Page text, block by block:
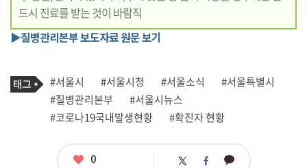
드시 진료를 받는 것이 바람직
▶질병관리본부 보도자료 원문 보기
기
사
관
련
태
태
그
#서울시 #서울시청 #서울소식
#서울특별시
#질병관리본부
#서울시뉴스
#코로나19국내발생현황
#확진자 현황
좋
0 트 페 카